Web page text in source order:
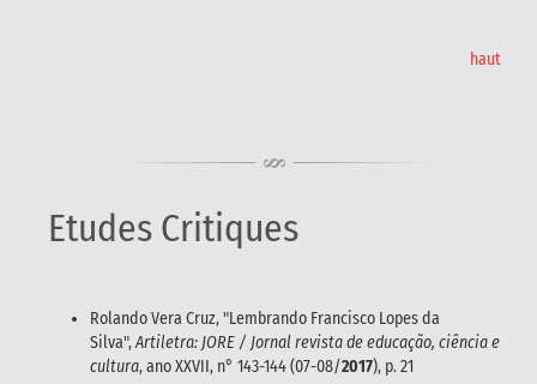
haut
Etudes Critiques
Rolando Vera Cruz, "Lembrando Francisco Lopes da
Silva",Artiletra: JORE / Jornal revista de educação, ciência e
cultura, ano XXVII, n° 143-144 (07-08/2017), p. 21